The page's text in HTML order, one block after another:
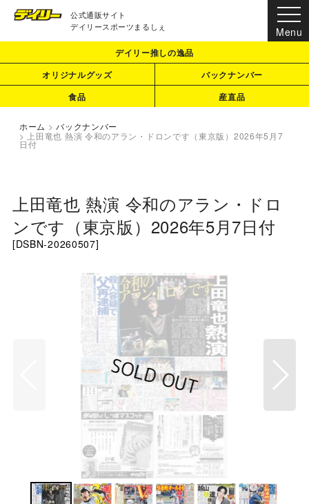
公式通販サイト
デイリースポーツまるしぇ
デイリー推しの逸品
オリジナルグッズ
バックナンバー
食品
産直品
ホーム > バックナンバー
>
上田竜也 熱演 令和のアラン・ドロンです（東京版）2026年5月7
日付
上田竜也 熱演 令和のアラン・ドロ
ンです（東京版）2026年5月7日付
[DSBN-20260507]